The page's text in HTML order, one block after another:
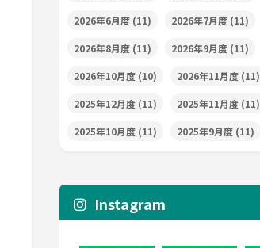
2026年6月度 (11) 2026年7月度 (11)
2026年8月度 (11) 2026年9月度 (11)
2026年10月度 (10) 2026年11月度 (11)
2025年12月度 (11) 2025年11月度 (11)
2025年10月度 (11) 2025年9月度 (11)
Instagram